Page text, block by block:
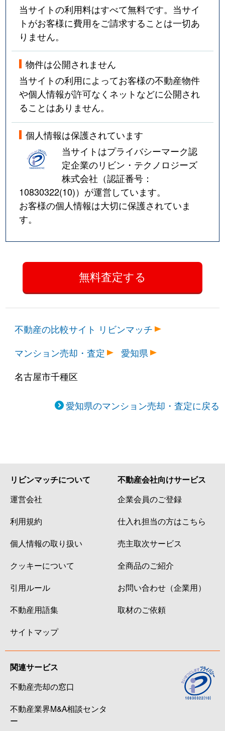
当サイトの利用料はすべて無料です。当サイ
トがお客様に費用をご請求することは一切あ
りません。
物件は公開されません
当サイトの利用によってお客様の不動産物件
や個人情報が許可なくネットなどに公開され
ることはありません。
個人情報は保護されています
当サイトはプライバシーマーク認
定企業のリビン・テクノロジーズ
株式会社（認証番号：
10830322(10)）が運営しています。
お客様の個人情報は大切に保護されていま
す。
不動産の比較サイト リビンマッチ
マンション売却・査定
愛知県
名古屋市千種区
愛知県のマンション売却・査定に戻る
リビンマッチについて
運営会社
利用規約
個人情報の取り扱い
クッキーについて
引用ルール
不動産用語集
サイトマップ
不動産会社向けサービス
企業会員のご登録
仕入れ担当の方はこちら
売主取次サービス
全商品のご紹介
お問い合わせ（企業用）
取材のご依頼
関連サービス
不動産売却の窓口
不動産業界M&A相談センタ
ー